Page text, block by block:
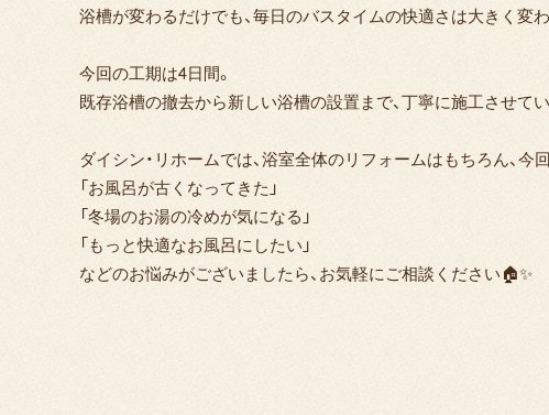
浴槽が変わるだけでも、毎日のバスタイムの快適さは大きく変
今回の工期は4日間。
既存浴槽の撤去から新しい浴槽の設置まで、丁寧に施工させて
ダイシン・リホームでは、浴室全体のリフォームはもちろん、
「お風呂が古くなってきた」
「冬場のお湯の冷めが気になる」
「もっと快適なお風呂にしたい」
などのお悩みがございましたら、お気軽にご相談ください🏠✨